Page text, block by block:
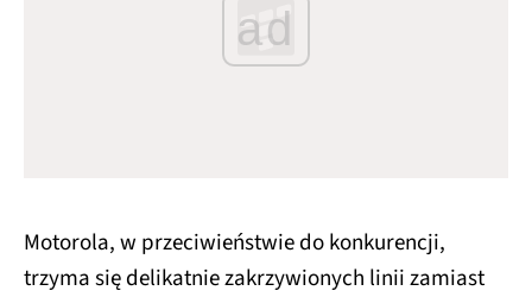
ad
Motorola, w przeciwieństwie do konkurencji,
trzyma się delikatnie zakrzywionych linii zamiast